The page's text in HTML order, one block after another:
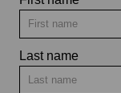
Last name